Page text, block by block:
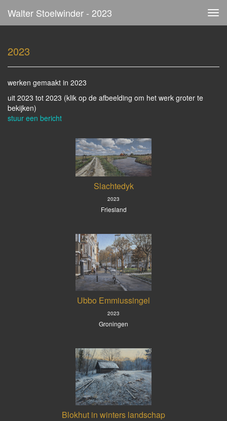
Walter Stoelwinder - 2023
2023
werken gemaakt in 2023
uit 2023 tot 2023 (klik op de afbeelding om het werk groter te
bekijken)
stuur een bericht
Slachtedyk
2023
Friesland
Ubbo Emmiussingel
2023
Groningen
Blokhut in winters landschap